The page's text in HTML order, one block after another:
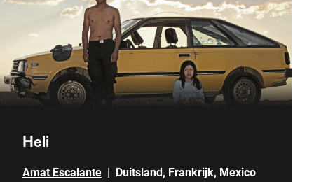
Heli
Amat Escalante | Duitsland, Frankrijk, Mexico